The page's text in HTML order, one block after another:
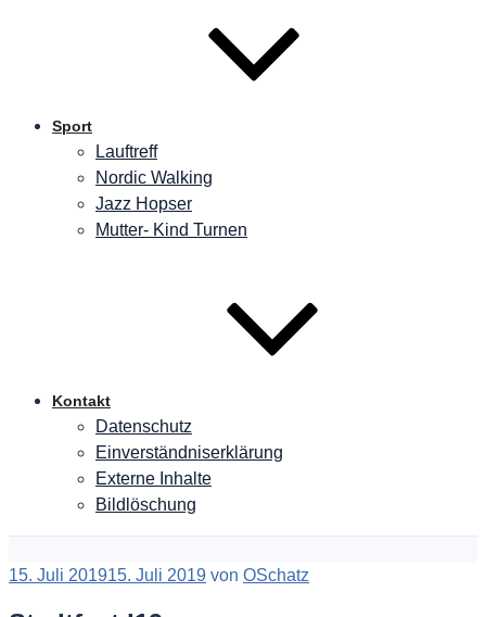
Sport
Lauftreff
Nordic Walking
Jazz Hopser
Mutter- Kind Turnen
Kontakt
Datenschutz
Einverständniserklärung
Externe Inhalte
Bildlöschung
Veröffentlicht
15. Juli 201915. Juli 2019 von OSchatz